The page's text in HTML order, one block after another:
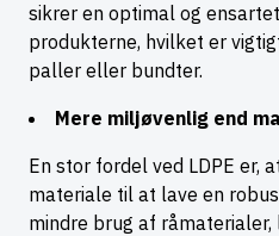
sikrer en optimal og
produkterne, hvilket er
paller eller bundter.
Mere miljøvenlig end
En stor fordel ved LDPE er,
materiale til at lave en
mindre brug af